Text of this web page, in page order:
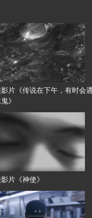
片《传说在下午，有时会遇
》
片《神使》